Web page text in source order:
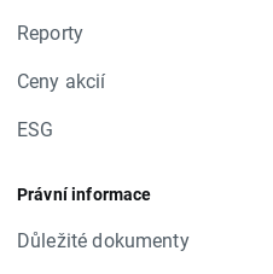
Reporty
Ceny akcií
ESG
Právní informace
Důležité dokumenty